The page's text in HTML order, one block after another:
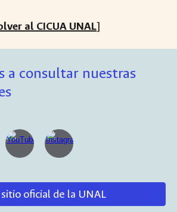
al CICUA UNAL]
a consultar nuestras
oficial de la UNAL